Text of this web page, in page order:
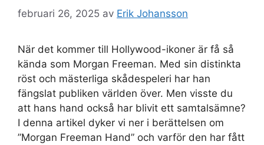
februari 26, 2025 av Erik Johansson
När det kommer till Hollywood-ikoner är få så
kända som Morgan Freeman. Med sin distinkta
röst och mästerliga skådespeleri har han
fängslat publiken världen över. Men visste du
att hans hand också har blivit ett samtalsämne?
I denna artikel dyker vi ner i berättelsen om
”Morgan Freeman Hand” och varför den har fått